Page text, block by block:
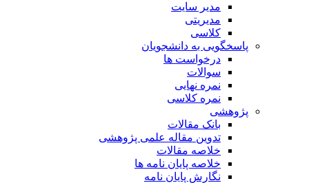
مدیر سایت
مدیریتی
کلاسی
پاسخگویی به دانشجویان
درخواست ها
سوالات
نمره نهایی
نمره کلاسی
پژوهشی
بانک مقالات
تدوین مقاله علمی پژوهشی
خلاصه مقالات
خلاصه پایان نامه ها
نگارش پایان نامه